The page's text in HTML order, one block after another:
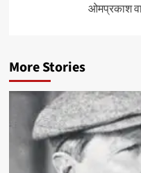
ओमप्रकाश
More Stories